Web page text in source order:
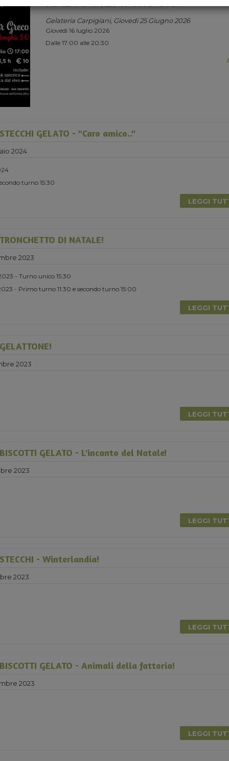
Gelateria Carpigiani, Giovedi 25 Giugno 2026
Giovedì 16 luglio 2026
Dalle 17:00 alle 20:30
GELATO - "Caro amico.."
2024
turno 15:30
LEGGI
DI NATALE!
2023
- Turno unico 15:30
- Primo turno 11:30 e secondo turno 15:00
LEGGI
2023
LEGGI
GELATO - L'incanto del Natale!
2023
LEGGI
- Winterlandia!
2023
LEGGI
BISCOTTI GELATO - Animali della fattoria!
2023
LEGGI